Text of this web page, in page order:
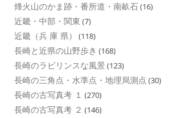
烽火山のかま跡・番所道・南畝石(16)
近畿・中部・関東 (7)
近畿（兵 庫 県） (118)
長崎と近県の山野歩き (168)
長崎のラビリンスな風景 (123)
長崎の三角点・水準点・地理局測点 (30)
長崎の古写真考 １ (270)
長崎の古写真考 ２ (146)